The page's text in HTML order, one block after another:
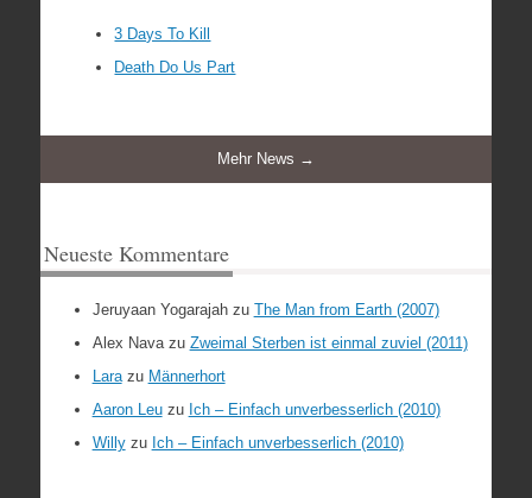
3 Days To Kill
Death Do Us Part
Mehr News →
Neueste Kommentare
Jeruyaan Yogarajahzu The Man from Earth (2007)
Alex Navazu Zweimal Sterben ist einmal zuviel (2011)
Larazu Männerhort
Aaron Leuzu Ich – Einfach unverbesserlich (2010)
Willyzu Ich – Einfach unverbesserlich (2010)